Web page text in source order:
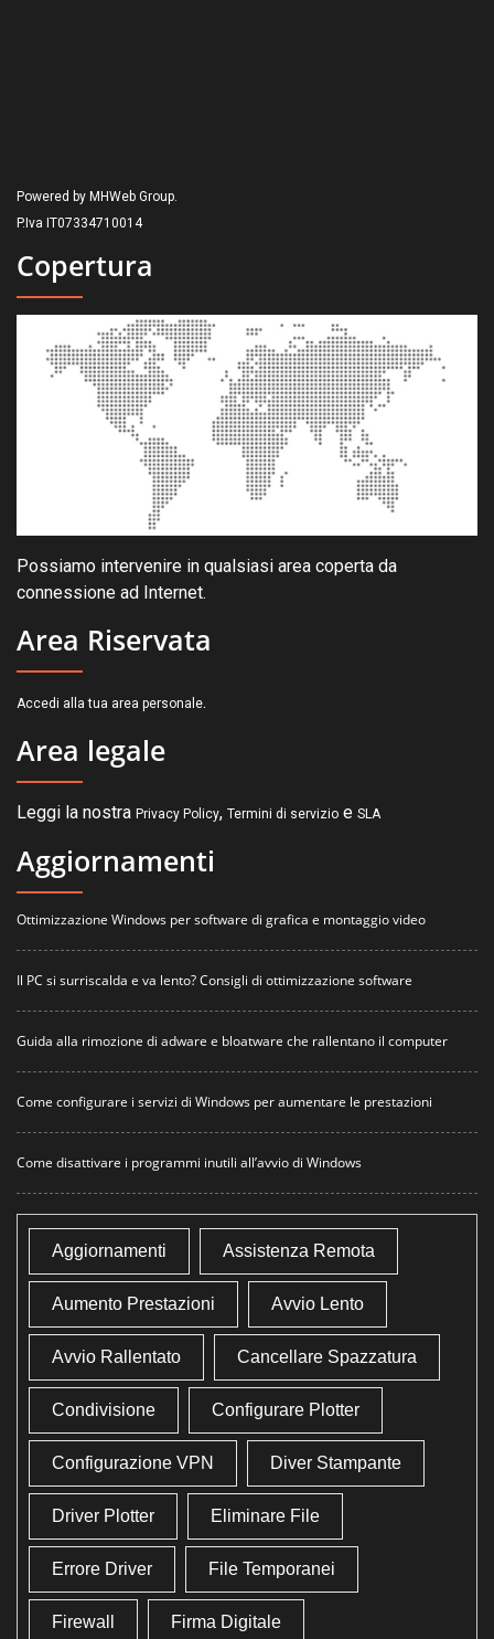
Powered by MHWeb Group.
P.Iva IT07334710014
Copertura
Possiamo intervenire in qualsiasi area coperta da
connessione ad Internet.
Area Riservata
Accedi alla tua area personale.
Area legale
Leggi la nostra Privacy Policy, Termini di servizio e SLA
Aggiornamenti
Ottimizzazione Windows per software di grafica e montaggio video
Il PC si surriscalda e va lento? Consigli di ottimizzazione software
Guida alla rimozione di adware e bloatware che rallentano il computer
Come configurare i servizi di Windows per aumentare le prestazioni
Come disattivare i programmi inutili all’avvio di Windows
Aggiornamenti Assistenza Remota
Aumento Prestazioni Avvio Lento
Avvio Rallentato Cancellare Spazzatura
Condivisione Configurare Plotter
Configurazione VPN Diver Stampante
Driver Plotter Eliminare File
Errore Driver File Temporanei
Firewall Firma Digitale